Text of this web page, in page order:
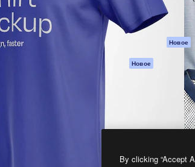
на основе ИИ
Стоковый контент
MCP для
Claude/ChatGPT
Новое
Агенты Новое
Magnific
By clicking “Accept